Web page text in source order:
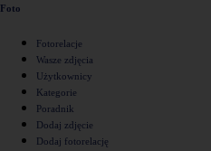
Foto
Fotorelacje
Wasze zdjęcia
Użytkownicy
Kategorie
Poradnik
Dodaj zdjęcie
Dodaj fotorelację